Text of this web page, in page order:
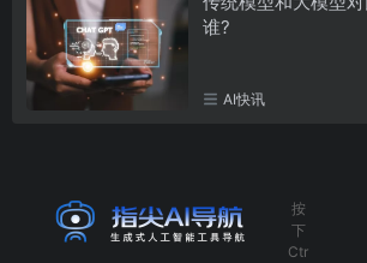
谁?
AI快讯
按
下
Ctr